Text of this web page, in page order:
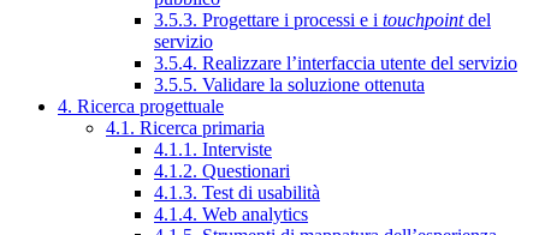
3.5.3. Progettare i processi e i touchpointdel
servizio
3.5.4. Realizzare l’interfaccia utente del servizio
3.5.5. Validare la soluzione ottenuta
4. Ricerca progettuale
4.1. Ricerca primaria
4.1.1. Interviste
4.1.2. Questionari
4.1.3. Test di usabilità
4.1.4. Web analytics